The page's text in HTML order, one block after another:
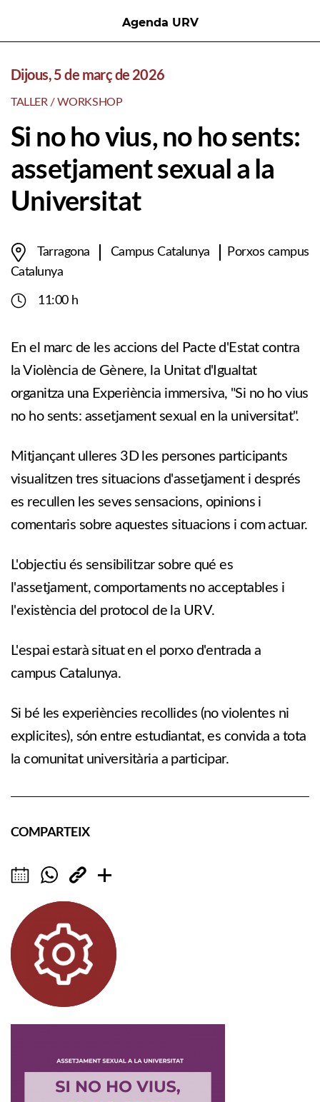
Agenda URV
Dijous, 5 de març de 2026
TALLER / WORKSHOP
Si no ho vius, no ho sents:
assetjament sexual a la
Universitat
Tarragona Campus Catalunya
Porxos campus
Catalunya
11:00 h
En el marc de les accions del Pacte d'Estat contra
la Violència de Gènere, la Unitat d'Igualtat
organitza una Experiència immersiva, "Si no ho vius
no ho sents: assetjament sexual en la universitat".
Mitjançant ulleres 3D les persones participants
visualitzen tres situacions d'assetjament i després
es recullen les seves sensacions, opinions i
comentaris sobre aquestes situacions i com actuar.
L'objectiu és sensibilitzar sobre qué es
l'assetjament, comportaments no acceptables i
l'existència del protocol de la URV.
L'espai estarà situat en el porxo d'entrada a
campus Catalunya.
Si bé les experiències recollides (no violentes ni
explicites), són entre estudiantat, es convida a tota
la comunitat universitària a participar.
COMPARTEIX